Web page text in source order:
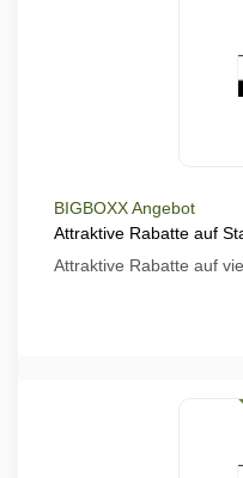
BIGBOXX Angebot
Attraktive Rabatte auf
Attraktive Rabatte auf